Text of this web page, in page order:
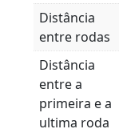
Distância
entre rodas
Distância
entre a
primeira e a
ultima roda